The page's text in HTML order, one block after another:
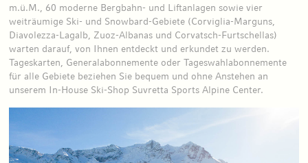
m.ü.M., 60 moderne Bergbahn- und Liftanlagen sowie vier
weiträumige Ski- und Snowbard-Gebiete (Corviglia-Marguns,
Diavolezza-Lagalb, Zuoz-Albanas und Corvatsch-Furtschellas)
warten darauf, von Ihnen entdeckt und erkundet zu werden.
Tageskarten, Generalabonnemente oder Tageswahlabonnemente
für alle Gebiete beziehen Sie bequem und ohne Anstehen an
unserem In-House Ski-Shop Suvretta Sports Alpine Center.